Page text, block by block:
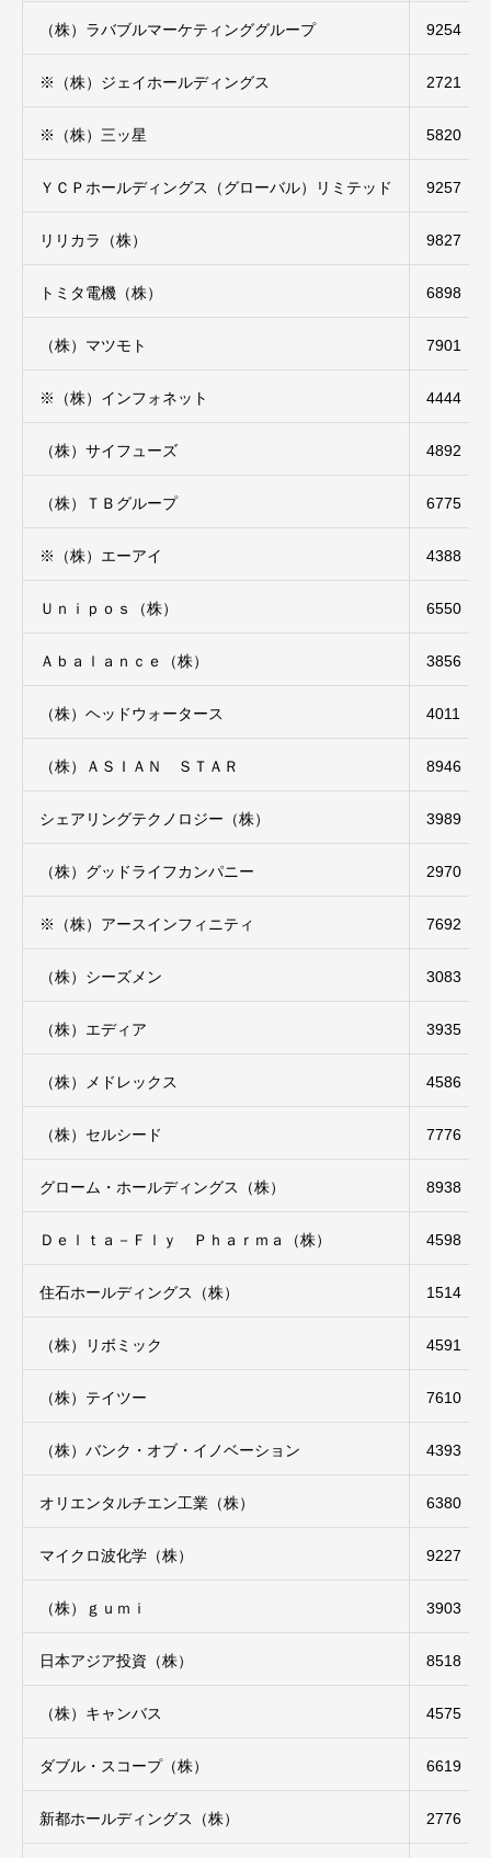
（株）ラバブルマーケティンググループ 9254
※（株）ジェイホールディングス 2721
※（株）三ッ星 5820
ＹＣＰホールディングス（グローバル）リミテッド 9257
リリカラ（株） 9827
トミタ電機（株） 6898
（株）マツモト 7901
※（株）インフォネット 4444
（株）サイフューズ 4892
（株）ＴＢグループ 6775
※（株）エーアイ 4388
Ｕｎｉｐｏｓ（株） 6550
Ａｂａｌａｎｃｅ（株） 3856
（株）ヘッドウォータース 4011
（株）ＡＳＩＡＮ ＳＴＡＲ 8946
シェアリングテクノロジー（株） 3989
（株）グッドライフカンパニー 2970
※（株）アースインフィニティ 7692
（株）シーズメン 3083
（株）エディア 3935
（株）メドレックス 4586
（株）セルシード 7776
グローム・ホールディングス（株） 8938
Ｄｅｌｔａ－Ｆｌｙ Ｐｈａｒｍａ（株） 4598
住石ホールディングス（株） 1514
（株）リボミック 4591
（株）テイツー 7610
（株）バンク・オブ・イノベーション 4393
オリエンタルチエン工業（株） 6380
マイクロ波化学（株） 9227
（株）ｇｕｍｉ 3903
日本アジア投資（株） 8518
（株）キャンバス 4575
ダブル・スコープ（株） 6619
新都ホールディングス（株） 2776